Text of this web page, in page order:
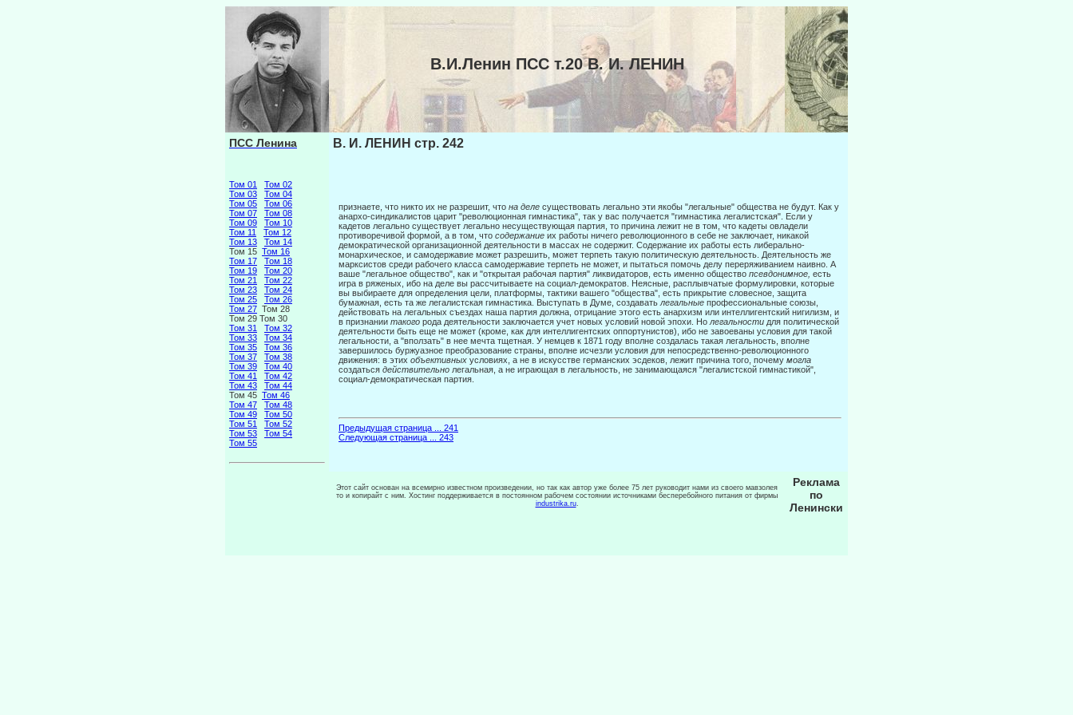
В.И.Ленин ПСС т.20 В. И. ЛЕНИН
ПСС Ленина
Том 01
Том 02
Том 03
Том 04
Том 05
Том 06
Том 07
Том 08
Том 09
Том 10
Том 11
Том 12
Том 13
Том 14
Том 15 Том 16
Том 17
Том 18
Том 19
Том 20
Том 21
Том 22
Том 23
Том 24
Том 25
Том 26
Том 27 Том 28
Том 29 Том 30
Том 31
Том 32
Том 33
Том 34
Том 35
Том 36
Том 37
Том 38
Том 39
Том 40
Том 41
Том 42
Том 43
Том 44
Том 45 Том 46
Том 47
Том 48
Том 49
Том 50
Том 51
Том 52
Том 53
Том 54
Том 55
В. И. ЛЕНИН стр. 242
признаете, что никто их не разрешит, что на деле существовать легально эти якобы "ле­гальные" общества не будут. Как у
анархо-синдикалистов царит "революционная гим­настика", так у вас получается "гимнастика легалистская". Если у
кадетов легально существует легально несуществующая партия, то причина лежит не в том, что кадеты овладели
противоречивой формой, а в том, что содержание их работы ничего револю­ционного в себе не заключает, никакой
демократической организационной деятельно­сти в массах не содержит. Содержание их работы есть либерально-
монархическое, и самодержавие может разрешить, может терпеть такую политическую деятельность. Деятельность же
марксистов среди рабочего класса самодержавие терпеть не может, и пытаться помочь делу переряживанием наивно. А
ваше "легальное общество", как и "открытая рабочая партия" ликвидаторов, есть именно общество псевдонимное, есть
игра в ряженых, ибо на деле вы рассчитываете на социал-демократов. Неясные, рас­плывчатые формулировки, которые
вы выбираете для определения цели, платформы, тактики вашего "общества", есть прикрытие словесное, защита
бумажная, есть та же легалистская гимнастика. Выступать в Думе, создавать легальные профессиональные союзы,
действовать на легальных съездах наша партия должна, отрицание этого есть анархизм или интеллигентский нигилизм, и
в признании такого рода деятельности за­ключается учет новых условий новой эпохи. Но легальности для политической
дея­тельности быть еще не может (кроме, как для интеллигентских оппортунистов), ибо не завоеваны условия для такой
легальности, а "вползать" в нее мечта тщетная. У немцев к 1871 году вполне создалась такая легальность, вполне
завершилось буржуазное пре­образование страны, вполне исчезли условия для непосредственно-революционного
движения: в этих объективных условиях, а не в искусстве германских эсдеков, лежит причина того, почему могла
создаться действительно легальная, а не играющая в ле­гальность, не занимающаяся "легалистской гимнастикой",
социал-демократическая партия.
Предыдущая страница ... 241
Следующая страница ... 243
Этот сайт основан на всемирно известном произведении, но так как автор уже более 75 лет руководит нами из своего мавзолея
то и копирайт с ним. Хостинг поддерживается в постоянном рабочем состоянии источниками бесперебойного питания от фирмы
industrika.ru.
Реклама
по
Ленински